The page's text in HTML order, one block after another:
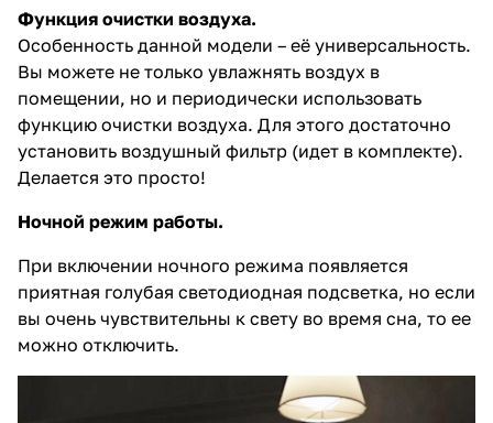
Функция очистки воздуха.
Особенность данной модели – её универсальность.
Вы можете не только увлажнять воздух в
помещении, но и периодически использовать
функцию очистки воздуха. Для этого достаточно
установить воздушный фильтр (идет в комплекте).
Делается это просто!
Ночной режим работы.
При включении ночного режима появляется
приятная голубая светодиодная подсветка, но если
вы очень чувствительны к свету во время сна, то ее
можно отключить.